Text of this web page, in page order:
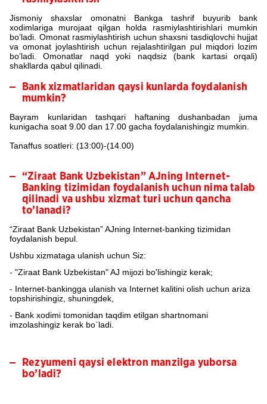
Jismoniy shaxslar omonatni Bankga tashrif buyurib bank
xodimlariga murojaat qilgan holda rasmiylashtirishlari mumkin
bo’ladi. Omonat rasmiylashtirish uchun shaxsni tasdiqlovchi hujjat
va omonat joylashtirish uchun rejalashtirilgan pul miqdori lozim
bo’ladi. Omonatlar naqd yoki naqdsiz (bank kartasi orqali)
shakllarda qabul qilinadi.
Bank xizmatlaridan qaysi kunlarda foydalanish
mumkin?
Bayram kunlaridan tashqari haftaning dushanbadan juma
kunigacha soat 9.00 dan 17.00 gacha foydalanishingiz mumkin.
Tanaffus soatleri: (13:00)-(14.00)
“Ziraat Bank Uzbekistan” AJning Internet-
Banking tizimidan foydalanish uchun nima talab
qilinadi va ushbu xizmat turi uchun qancha
to’lanadi?
“Ziraat Bank Uzbekistan” AJning Internet-banking tizimidan
foydalanish bepul.
Ushbu xizmataga ulanish uchun Siz:
- "Ziraat Bank Uzbekistan" AJ mijozi bo'lishingiz kerak;
- Internet-bankingga ulanish va Internet kalitini olish uchun ariza
topshirishingiz, shuningdek,
- Bank xodimi tomonidan taqdim etilgan shartnomani
imzolashingiz kerak bo`ladi.
Rezyumeni qaysi elektron manzilga yuborsa
bo’ladi?